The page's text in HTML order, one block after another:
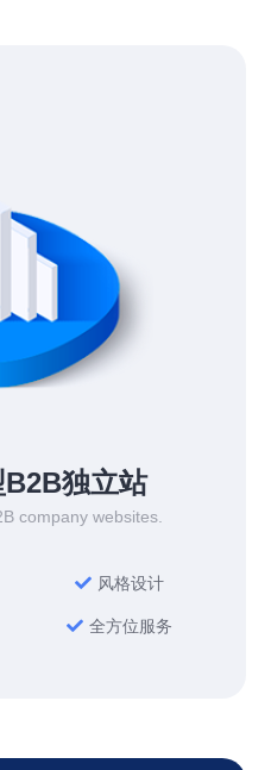
独立站
company websites.
风格设计
全方位服务